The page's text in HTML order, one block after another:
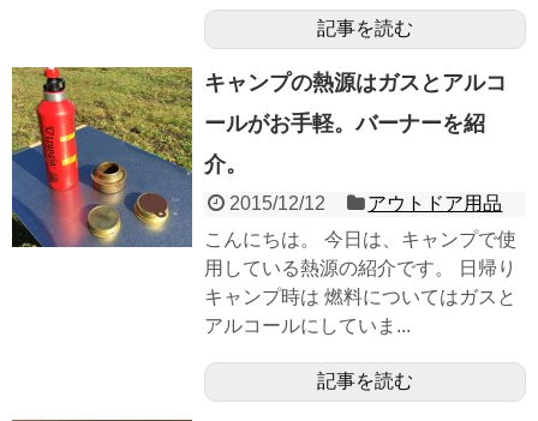
記事を読む
キャンプの熱源はガスとアルコ
ールがお手軽。バーナーを紹
介。
2015/12/12
アウトドア用品
こんにちは。 今日は、キャンプで使
用している熱源の紹介です。 日帰り
キャンプ時は 燃料についてはガスと
アルコールにしていま...
記事を読む